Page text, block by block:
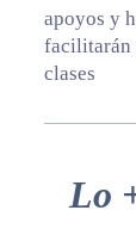
apoyos y
facilitarán
clases
Primary
Sidebar
Lo